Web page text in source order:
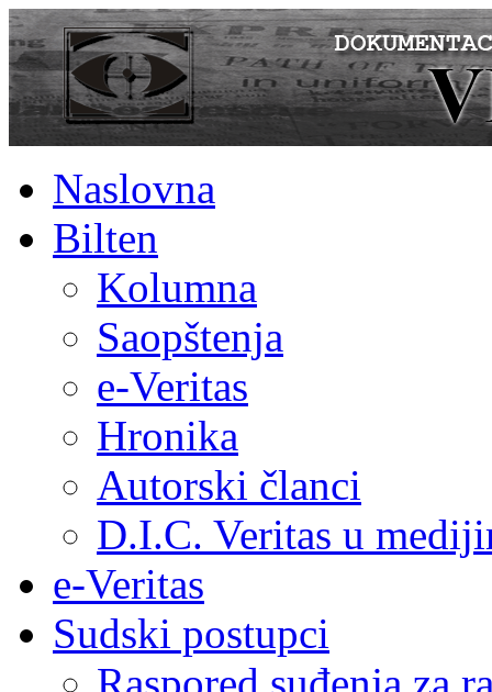
Naslovna
Bilten
Kolumna
Saopštenja
e-Veritas
Hronika
Autorski članci
D.I.C. Veritas u
e-Veritas
Sudski postupci